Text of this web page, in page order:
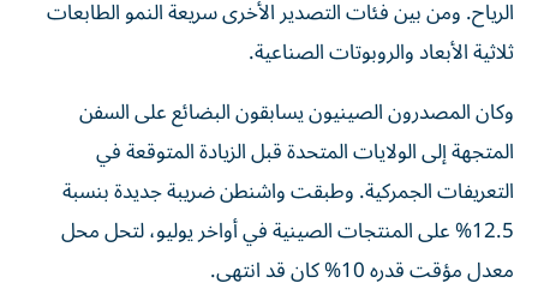
الرياح. ومن بين فئات التصدير الأخرى سريعة النمو الطابعات
ثلاثية الأبعاد والروبوتات الصناعية.
وكان المصدرون الصينيون يسابقون البضائع على السفن
المتجهة إلى الولايات المتحدة قبل الزيادة المتوقعة في
التعريفات الجمركية. وطبقت واشنطن ضريبة جديدة بنسبة
12.5% على المنتجات الصينية في أواخر يوليو، لتحل محل
معدل مؤقت قدره 10% كان قد انتهى.